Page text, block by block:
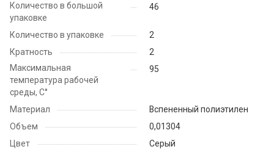
Количество в большой
упаковке
46
Количество в упаковке
2
Кратность
2
Максимальная
температура рабочей
среды, С°
95
Материал
Вспененный полиэтилен
Объем
0,01304
Цвет
Серый